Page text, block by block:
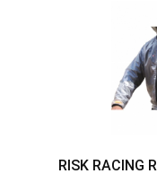
RISK RACING